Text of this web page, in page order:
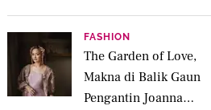
dan Parfum Bikin
Makin Fresh
FASHION
The Garden of Love,
Makna di Balik Gaun
Pengantin Joanna